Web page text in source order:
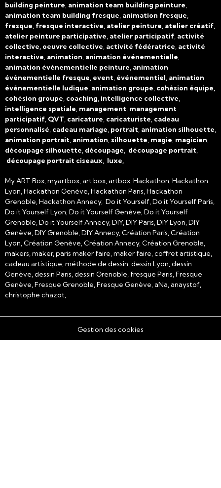
building peinture, animation team building peinture,
animation team building fresque, animation fresque,
fresque, fresque interactive, atelier peinture, atelier créatif,
atelier peinture participative, atelier participatif, activité
collective, oeuvre collective, activité fédératrice, activité
interactive, animation, animation événementielle,
animation événementielle peinture, animation
événementielle fresque, event, événementiel, animation
événementielle ludique, animation groupe, cohésion équipe,
cohésion groupe, coaching, intelligence collective,
intelligence spatiale, management, management
participatif, QVT, caricature, caricaturiste, cadeau
personnalisé, cadeau mariage, portrait, animation silhouette,
animation portrait, animation, silhouette, magie, magicien,
découpage silhouette, découpage, découpage portrait,
découpage portrait ciseaux, luxe,
My ART Box, myartbox, art box, artbox, Hackathon, Hackathon
Lyon, Hackathon Genève, Hackathon Paris, Hackathon
Grenoble, Hackathon Annecy, Do it Yourself, Do it Yourself Paris,
Do it Yourself Lyon, Do it Yourself Genève, Do it Yourself
Grenoble, Do it Yourself Annecy, DIY, DIY Paris, DIY Lyon, DIY
Genève, DIY Grenoble, DIY Annecy, Création Paris, Création
Lyon, Création Genève, Création Annecy, Création Grenoble,
makers, maker, paris maker faire, maker faire, coffret artistique,
cadeau artistique, méthode de dessin, dessin Lyon, dessin
Genève, dessin Paris, dessin Grenoble, fresque Paris, Fresque
Genève, Fresque Grenoble, Fresque Genève, aNa, anaystof,
christophe chazot,
Gestion des cookies